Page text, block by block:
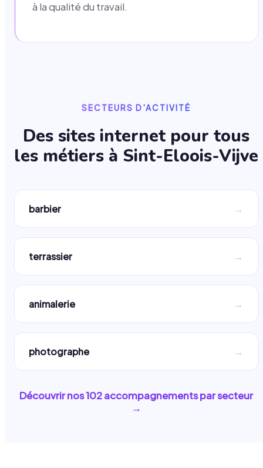
à la qualité du travail.
SECTEURS D'ACTIVITÉ
Des sites internet pour tous
les métiers à Sint-Eloois-Vijve
barbier →
terrassier →
animalerie →
photographe →
Découvrir nos102accompagnements par secteur
→